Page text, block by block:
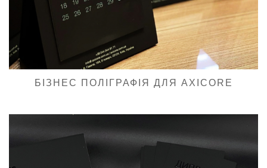
БІЗНЕС ПОЛІГРАФІЯ ДЛЯ AXICORE